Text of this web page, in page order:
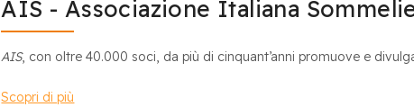
AIS - Associazione Italiana
AIS, con oltre 40.000 soci, da più di cinquant’anni promuove e
Scopri di più